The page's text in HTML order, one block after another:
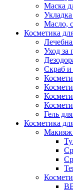
Маска
Масло,
Косметика
Уход за
Скраб и
Гель
Косметика
Макияж